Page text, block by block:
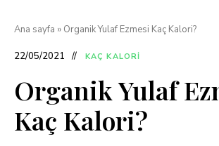
Ana sayfa » Organik Yulaf Ezmesi Kaç Kalori?
22/05/2021 KAÇ KALORI
Organik Yulaf
Kaç Kalori?